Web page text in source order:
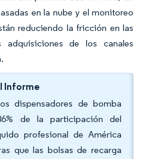
en la nube y el monitoreo
reduciendo la fricción en las
adquisiciones de los canales
Informe
dispensadores de bomba
de la participación del
profesional de América
que las bolsas de recarga